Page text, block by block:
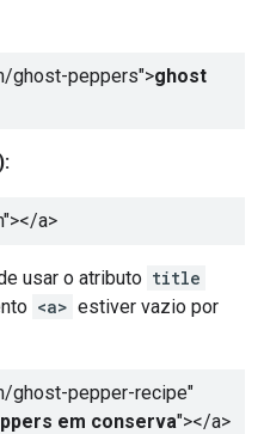
ghost-peppers">ghost
</a>
usar o atributo title
<a> estiver vazio por
ghost-pepper-recipe"
em conserva"></a>